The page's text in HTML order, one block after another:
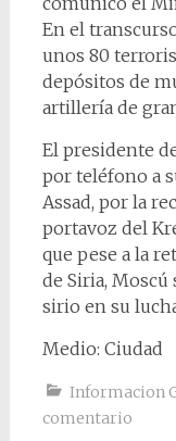
En el
unos 80
depósitos de
artillería de
El presidente
por teléfono a
Assad, por la
portavoz del
que pese a la
de Siria,
sirio en su
Medio: Ciudad
Informacion
comentario